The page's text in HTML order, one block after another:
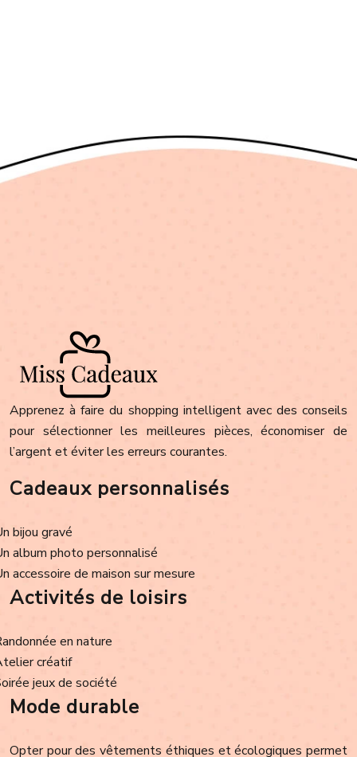
Apprenez à faire du shopping intelligent avec des conseils
pour sélectionner les meilleures pièces, économiser de
l’argent et éviter les erreurs courantes.
Cadeaux personnalisés
bijou gravé
album photo personnalisé
accessoire de maison sur mesure
Activités de loisirs
en nature
créatif
jeux de société
Mode durable
Opter pour des vêtements éthiques et écologiques permet